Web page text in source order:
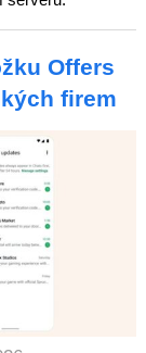
Offers
firem